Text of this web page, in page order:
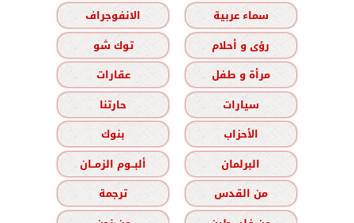
سماء عربية
الانفوجراف
رؤى و أحلام
توك شو
مرأة و طفل
عقارات
سيارات
حارتنا
الأحزاب
بنوك
البرلمان
ألبــوم الزمــان
من القدس
ترجمة